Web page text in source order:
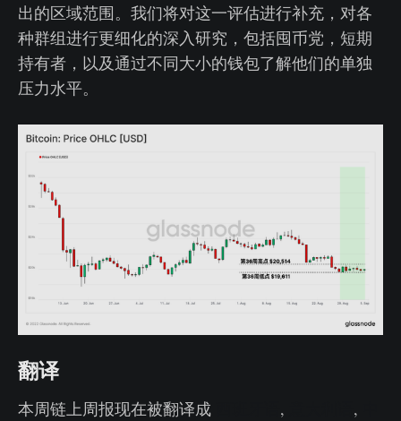
出的区域范围。我们将对这一评估进行补充，对各
种群组进行更细化的深入研究，包括囤币党，短期
持有者，以及通过不同大小的钱包了解他们的单独
压力水平。
翻译
本周链上周报现在被翻译成 , ,